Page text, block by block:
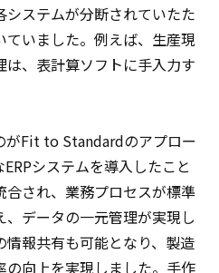
ステムが分断されていたた
いました。例えば、生産現
、表計算ソフトに手入力す
がFit to Standardのアプロー
システムを導入したこと
され、業務プロセスが標準
データの一元管理が実現し
報共有も可能となり、製造
向上を実現しました。手作